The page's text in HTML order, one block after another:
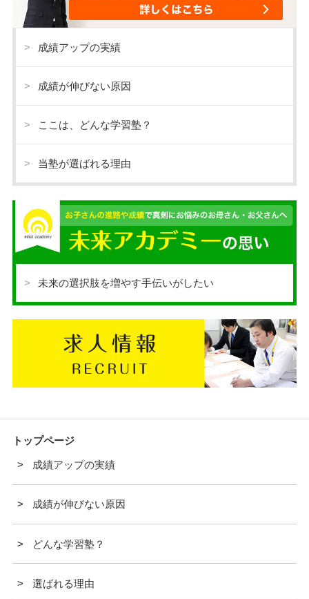
成績アップの実績
成績が伸びない原因
ここは、どんな学習塾？
当塾が選ばれる理由
未来の選択肢を増やす手伝いがしたい
トップページ
成績アップの実績
成績が伸びない原因
どんな学習塾？
選ばれる理由